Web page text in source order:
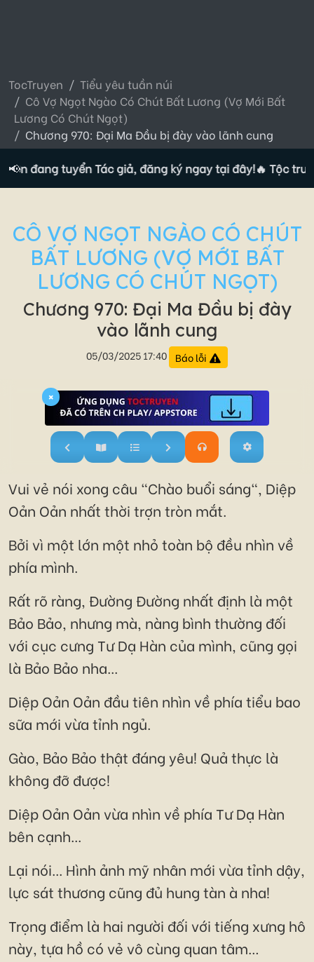
TocTruyen
Tiểu yêu tuần núi
Cô Vợ Ngọt Ngào Có Chút Bất Lương (Vợ Mới Bất
Lương Có Chút Ngọt)
Chương 970: Đại Ma Đầu bị đày vào lãnh cung
📢đang tuyển Tác giả, đăng ký ngay tại đây!🔥 Tộc
CÔ VỢ NGỌT NGÀO CÓ CHÚT
BẤT LƯƠNG (VỢ MỚI BẤT
LƯƠNG CÓ CHÚT NGỌT)
Chương 970: Đại Ma Đầu bị đày
vào lãnh cung
05/03/2025 17:40 Báo lỗi
×
Vui vẻ nói xong câu "Chào buổi sáng", Diệp
Oản Oản nhất thời trợn tròn mắt.
Bởi vì một lớn một nhỏ toàn bộ đều nhìn về
phía mình.
Rất rõ ràng, Đường Đường nhất định là một
Bảo Bảo, nhưng mà, nàng bình thường đối
với cục cưng Tư Dạ Hàn của mình, cũng gọi
là Bảo Bảo nha...
Diệp Oản Oản đầu tiên nhìn về phía tiểu bao
sữa mới vừa tỉnh ngủ.
Gào, Bảo Bảo thật đáng yêu! Quả thực là
không đỡ được!
Diệp Oản Oản vừa nhìn về phía Tư Dạ Hàn
bên cạnh...
Lại nói... Hình ảnh mỹ nhân mới vừa tỉnh dậy,
lực sát thương cũng đủ hung tàn à nha!
Trọng điểm là hai người đối với tiếng xưng hô
này, tựa hồ có vẻ vô cùng quan tâm…